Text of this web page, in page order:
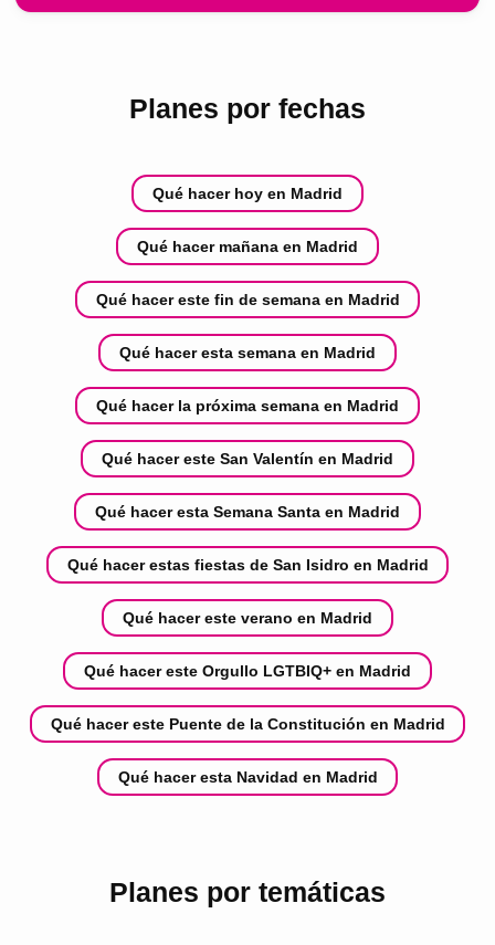
Planes por fechas
Qué hacer hoy en Madrid
Qué hacer mañana en Madrid
Qué hacer este fin de semana en Madrid
Qué hacer esta semana en Madrid
Qué hacer la próxima semana en Madrid
Qué hacer este San Valentín en Madrid
Qué hacer esta Semana Santa en Madrid
Qué hacer estas fiestas de San Isidro en Madrid
Qué hacer este verano en Madrid
Qué hacer este Orgullo LGTBIQ+ en Madrid
Qué hacer este Puente de la Constitución en Madrid
Qué hacer esta Navidad en Madrid
Planes por temáticas